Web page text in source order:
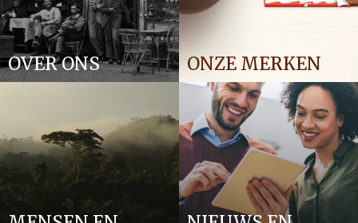
OVER ONS ONZE MERKEN